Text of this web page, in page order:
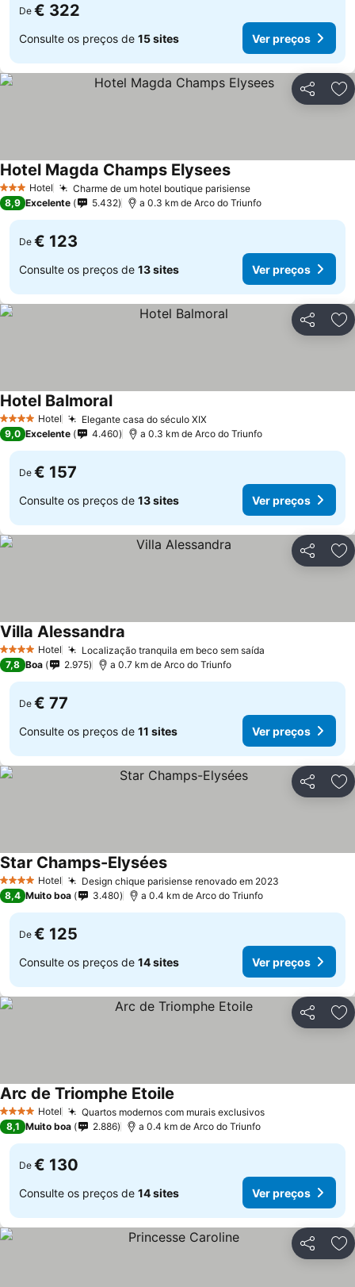
De € 322
Consulte os preços de 15 sites Ver preços
Partilhar
3 EstrelasHotel Charme de um hotel boutique parisiense
Hotel Magda Champs Elysees
8,9 Excelente 5.432 a 0.3 km de Arco do Triunfo
De € 123
Consulte os preços de 13 sites Ver preços
Partilhar
4 EstrelasHotel Elegante casa do século XIX
Hotel Balmoral
9,0 Excelente 4.460 a 0.3 km de Arco do Triunfo
De € 157
Consulte os preços de 13 sites Ver preços
Partilhar
4 EstrelasHotel Localização tranquila em beco sem saída
Villa Alessandra
7,8 Boa 2.975 a 0.7 km de Arco do Triunfo
De € 77
Consulte os preços de 11 sites Ver preços
Partilhar
4 EstrelasHotel Design chique parisiense renovado em 2023
Star Champs-Elysées
8,4 Muito boa 3.480 a 0.4 km de Arco do Triunfo
De € 125
Consulte os preços de 14 sites Ver preços
Partilhar
4 EstrelasHotel Quartos modernos com murais exclusivos
Arc de Triomphe Etoile
8,1 Muito boa 2.886 a 0.4 km de Arco do Triunfo
De € 130
Consulte os preços de 14 sites Ver preços
Partilhar